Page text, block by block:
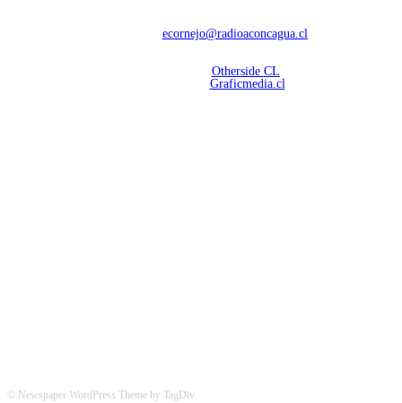
ecornejo@radioaconcagua.cl
Otherside CL
Graficmedia.cl
© Newspaper WordPress Theme by TagDiv